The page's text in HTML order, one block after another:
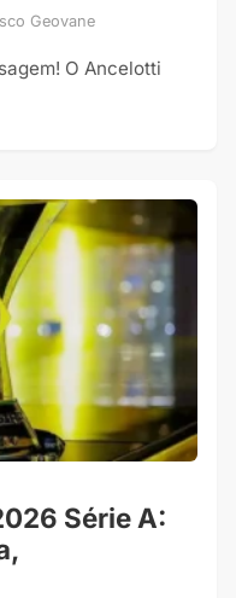
Geovane
O Ancelotti
Série A: